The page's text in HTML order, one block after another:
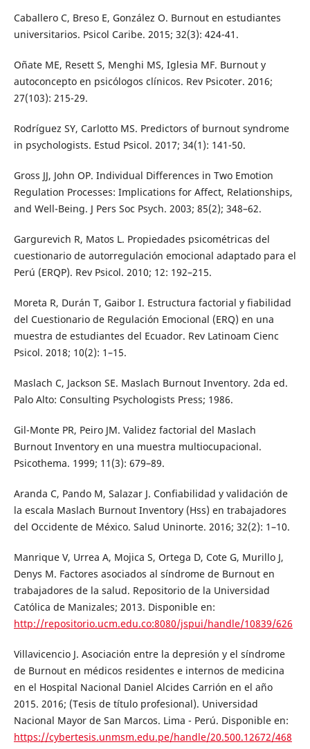
Caballero C, Breso E, González O. Burnout en estudiantes
universitarios. Psicol Caribe. 2015; 32(3): 424-41.
Oñate ME, Resett S, Menghi MS, Iglesia MF. Burnout y
autoconcepto en psicólogos clínicos. Rev Psicoter. 2016;
27(103): 215-29.
Rodríguez SY, Carlotto MS. Predictors of burnout syndrome
in psychologists. Estud Psicol. 2017; 34(1): 141-50.
Gross JJ, John OP. Individual Differences in Two Emotion
Regulation Processes: Implications for Affect, Relationships,
and Well-Being. J Pers Soc Psych. 2003; 85(2); 348–62.
Gargurevich R, Matos L. Propiedades psicométricas del
cuestionario de autorregulación emocional adaptado para el
Perú (ERQP). Rev Psicol. 2010; 12: 192–215.
Moreta R, Durán T, Gaibor I. Estructura factorial y fiabilidad
del Cuestionario de Regulación Emocional (ERQ) en una
muestra de estudiantes del Ecuador. Rev Latinoam Cienc
Psicol. 2018; 10(2): 1–15.
Maslach C, Jackson SE. Maslach Burnout Inventory. 2da ed.
Palo Alto: Consulting Psychologists Press; 1986.
Gil-Monte PR, Peiro JM. Validez factorial del Maslach
Burnout Inventory en una muestra multiocupacional.
Psicothema. 1999; 11(3): 679–89.
Aranda C, Pando M, Salazar J. Confiabilidad y validación de
la escala Maslach Burnout Inventory (Hss) en trabajadores
del Occidente de México. Salud Uninorte. 2016; 32(2): 1–10.
Manrique V, Urrea A, Mojica S, Ortega D, Cote G, Murillo J,
Denys M. Factores asociados al síndrome de Burnout en
trabajadores de la salud. Repositorio de la Universidad
Católica de Manizales; 2013. Disponible en:
http://repositorio.ucm.edu.co:8080/jspui/handle/10839/626
Villavicencio J. Asociación entre la depresión y el síndrome
de Burnout en médicos residentes e internos de medicina
en el Hospital Nacional Daniel Alcides Carrión en el año
2015. 2016; (Tesis de título profesional). Universidad
Nacional Mayor de San Marcos. Lima - Perú. Disponible en:
https://cybertesis.unmsm.edu.pe/handle/20.500.12672/468